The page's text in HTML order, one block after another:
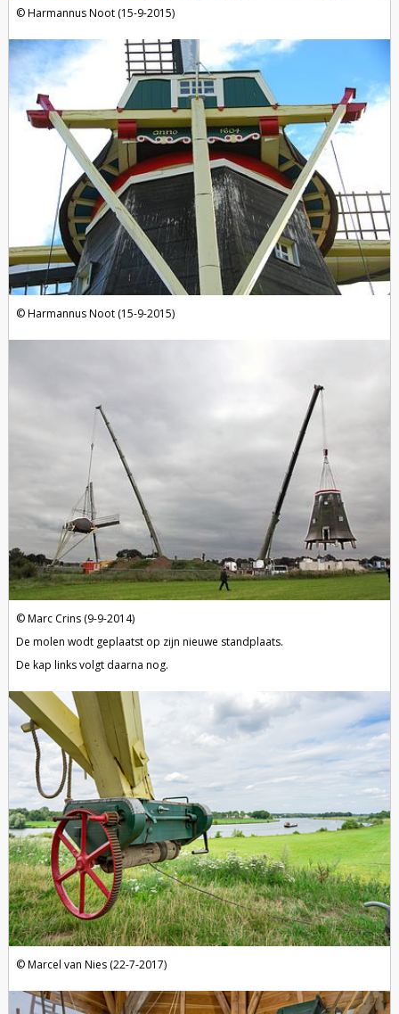
Harmannus Noot (15-9-2015)
Harmannus Noot (15-9-2015)
Marc Crins (9-9-2014)
De molen wodt geplaatst op zijn nieuwe standplaats.
De kap links volgt daarna nog.
Marcel van Nies (22-7-2017)